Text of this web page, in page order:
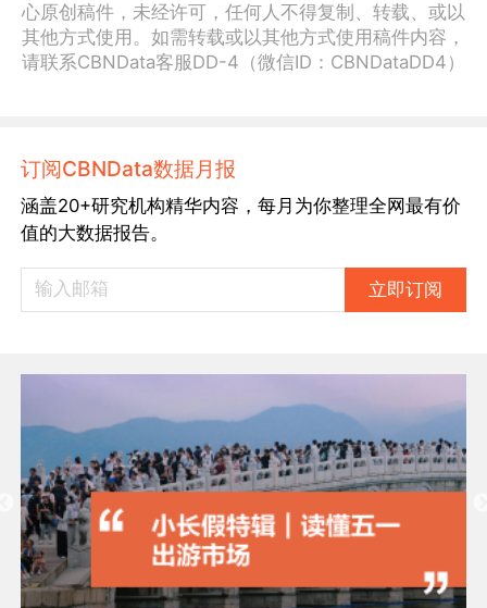
心原创稿件，未经许可，任何人不得复制、转载、或以
其他方式使用。如需转载或以其他方式使用稿件内容，
请联系CBNData客服DD-4（微信ID：CBNDataDD4）
订阅CBNData数据月报
涵盖20+研究机构精华内容，每月为你整理全网最有价
值的大数据报告。
立即订阅